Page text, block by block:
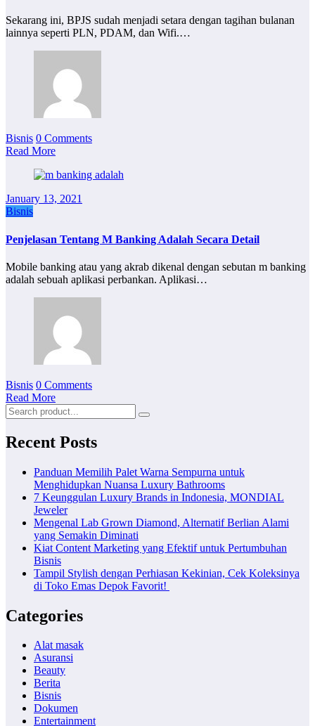
Sekarang ini, BPJS sudah menjadi setara dengan tagihan bulanan
lainnya seperti PLN, PDAM, dan Wifi.…
Bisnis 0 Comments
Read More
January 13, 2021
Bisnis
Penjelasan Tentang M Banking Adalah Secara Detail
Mobile banking atau yang akrab dikenal dengan sebutan m banking
adalah sebuah aplikasi perbankan. Aplikasi…
Bisnis 0 Comments
Read More
Recent Posts
Panduan Memilih Palet Warna Sempurna untuk
Menghidupkan Nuansa Luxury Bathrooms
7 Keunggulan Luxury Brands in Indonesia, MONDIAL
Jeweler
Mengenal Lab Grown Diamond, Alternatif Berlian Alami
yang Semakin Diminati
Kiat Content Marketing yang Efektif untuk Pertumbuhan
Bisnis
Tampil Stylish dengan Perhiasan Kekinian, Cek Koleksinya
di Toko Emas Depok Favorit!
Categories
Alat masak
Asuransi
Beauty
Berita
Bisnis
Dokumen
Entertainment